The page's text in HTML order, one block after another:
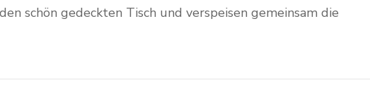
schön gedeckten Tisch und verspeisen gemeinsam die